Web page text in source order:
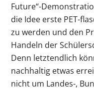
Future“-
die Idee erste PET-
zu werden und den
Handeln der
Denn letztendlich
nachhaltig etwas
nicht um Landes-,